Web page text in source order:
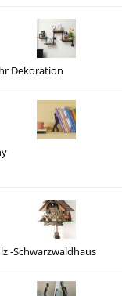
Dekoration
-Schwarzwaldhaus